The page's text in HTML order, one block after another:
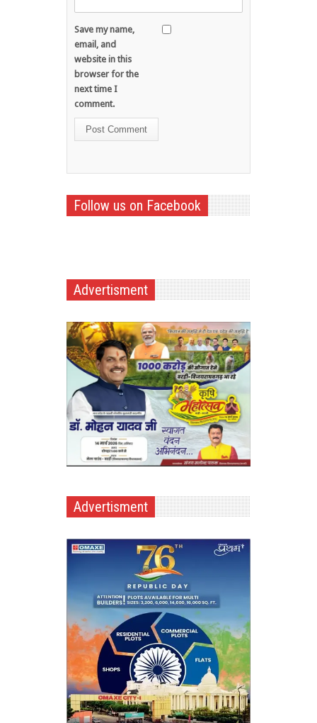
Save my name,
email, and
website in this
browser for the
next time I
comment.
Follow us on Facebook
Advertisment
Advertisment